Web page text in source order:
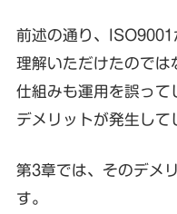
前述の通り、ISO9001
理解いただけたのでは
仕組みも運用を誤って
デメリットが発生して
第3章では、そのデメ
す。